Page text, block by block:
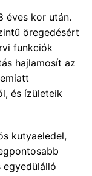
éves kor után.
öregedésért
funkciók
hajlamosít az
és ízületeik
kutyaeledel,